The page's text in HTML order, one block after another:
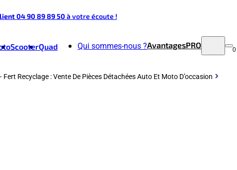
04 90 89 89 50à votre écoute !
ScooterQuad Qui sommes-nous ?AvantagesPRO 0
Recyclage : Vente De Pièces Détachées Auto Et Moto D’occasion